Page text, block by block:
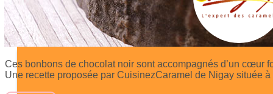
Ces bonbons de chocolat noir sont accompagnés d’un cœur
Une recette proposée par CuisinezCaramel de Nigay située